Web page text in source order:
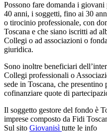
Possono fare domanda i
40 anni, i soggetti, fino ai 30
o tirocinio professionale, con
Toscana e che siano iscritti ad
Collegi o ad associazioni o
giuridica.
Sono inoltre beneficiari
Collegi professionali o
sede in Toscana, che
cofinanziare quote di
Il soggetto gestore del fondo è
imprese composto da Fidi
Sul sito Giovanisì tutte le info